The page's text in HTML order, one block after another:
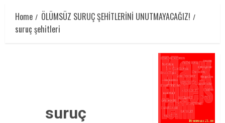
Home
ÖLÜMSÜZ SURUÇ ŞEHİTLERİNİ UNUTMAYACAĞIZ!
suruç şehitleri
suruç